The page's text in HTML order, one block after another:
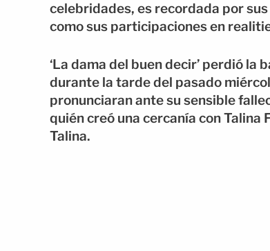
celebridades, es recordada por
como sus participaciones en
‘La dama del buen decir’ perdió
durante la tarde del pasado
pronunciaran ante su sensible
quién creó una cercanía con
Talina.